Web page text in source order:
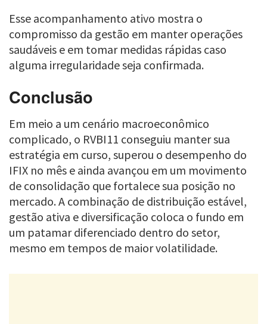
Esse acompanhamento ativo mostra o
compromisso da gestão em manter operações
saudáveis e em tomar medidas rápidas caso
alguma irregularidade seja confirmada.
Conclusão
Em meio a um cenário macroeconômico
complicado, o RVBI11 conseguiu manter sua
estratégia em curso, superou o desempenho do
IFIX no mês e ainda avançou em um movimento
de consolidação que fortalece sua posição no
mercado. A combinação de distribuição estável,
gestão ativa e diversificação coloca o fundo em
um patamar diferenciado dentro do setor,
mesmo em tempos de maior volatilidade.